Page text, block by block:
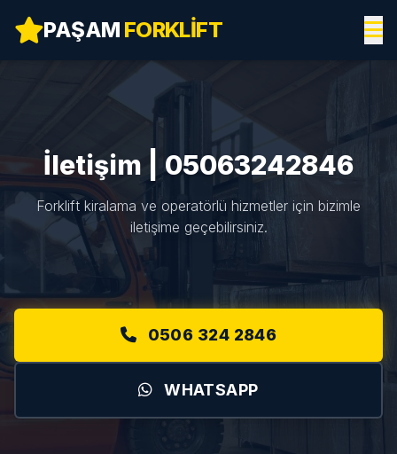
PAŞAM FORKLIFT
İletişim | 05063242846
Forklift kiralama ve operatörlü hizmetler için bizimle
iletişime geçebilirsiniz.
0506 324 2846
WHATSAPP